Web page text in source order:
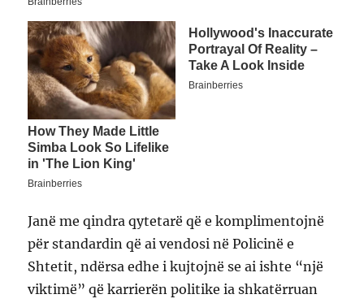
Janë me qindra qytetarë që e komplimentojnë
për standardin që ai vendosi në Policinë e
Shtetit, ndërsa edhe i kujtojnë se ai ishte “një
viktimë” që karrierën politike ia shkatërruan